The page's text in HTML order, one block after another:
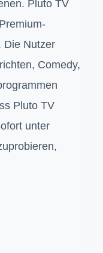
Pluto TV
Die Nutzer
Comedy,
Pluto TV
unter